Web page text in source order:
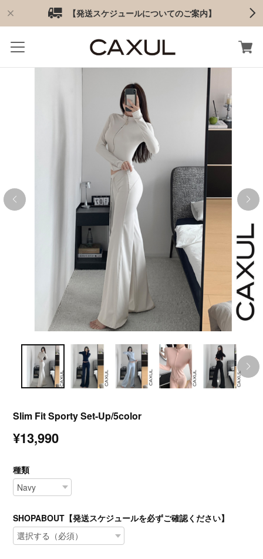
【発送スケジュールについてのご案内】
Slim Fit Sporty Set-Up/5color
¥13,990
種類
SHOPABOUT【発送スケジュールを必ずご確認ください】